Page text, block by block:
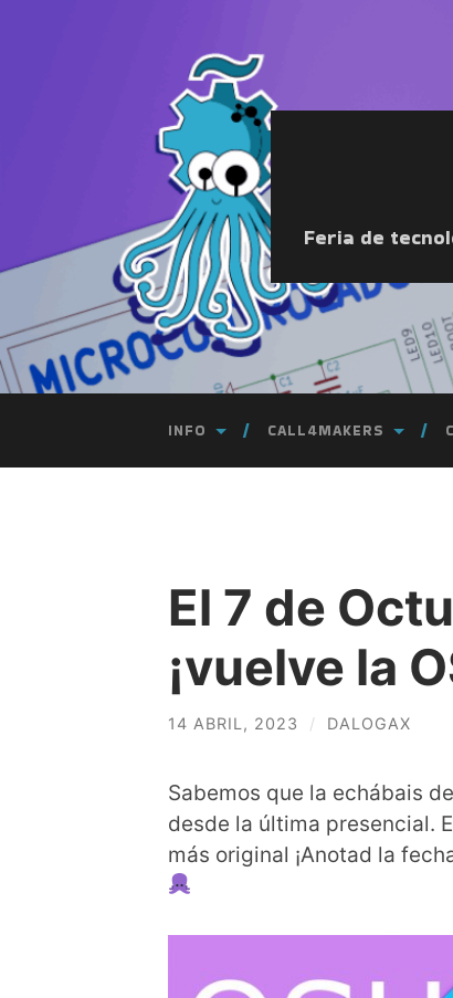
Feria de
INFO CALL4MAKERS
El 7 de
¡vuelve la
14 ABRIL, 2023 / DALOGAX
Sabemos que la echábais
desde la última presencial.
más original ¡Anotad la